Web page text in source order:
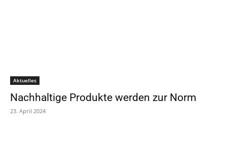
Aktuelles
Nachhaltige Produkte werden zur Norm
23. April 2024